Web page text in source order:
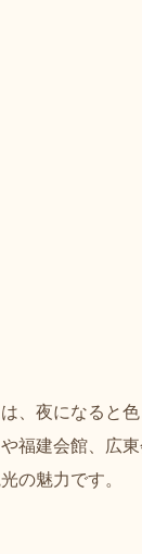
、夜になると
福建会館、広
の魅力です。